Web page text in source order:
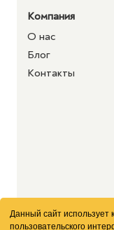
Данный сайт использует
пользовательского
Компания
О нас
Блог
Контакты